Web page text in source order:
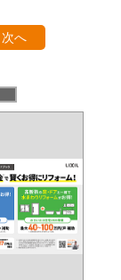
グ）
デア集（29）
）
方（8）
）
次へ